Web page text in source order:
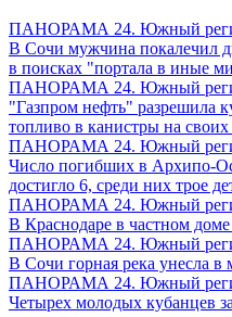
ПАНОРАМА 24. Южный
В Сочи мужчина покалечил
в поисках "портала в иные
ПАНОРАМА 24. Южный
"Газпром нефть" разрешила
топливо в канистры на своих
ПАНОРАМА 24. Южный
Число погибших в Архипо-
достигло 6, среди них трое
ПАНОРАМА 24. Южный
В Краснодаре в частном
ПАНОРАМА 24. Южный
В Сочи горная река унесла
ПАНОРАМА 24. Южный
Четырех молодых кубанцев